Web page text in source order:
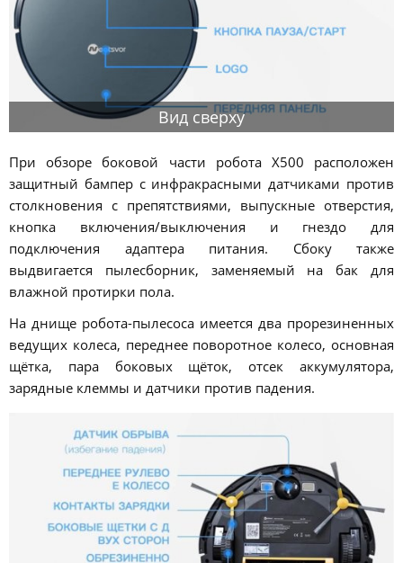
Вид сверху
При обзоре боковой части робота X500 расположен
защитный бампер с инфракрасными датчиками против
столкновения с препятствиями, выпускные отверстия,
кнопка включения/выключения и гнездо для
подключения адаптера питания. Сбоку также
выдвигается пылесборник, заменяемый на бак для
влажной протирки пола.
На днище робота-пылесоса имеется два прорезиненных
ведущих колеса, переднее поворотное колесо, основная
щётка, пара боковых щёток, отсек аккумулятора,
зарядные клеммы и датчики против падения.